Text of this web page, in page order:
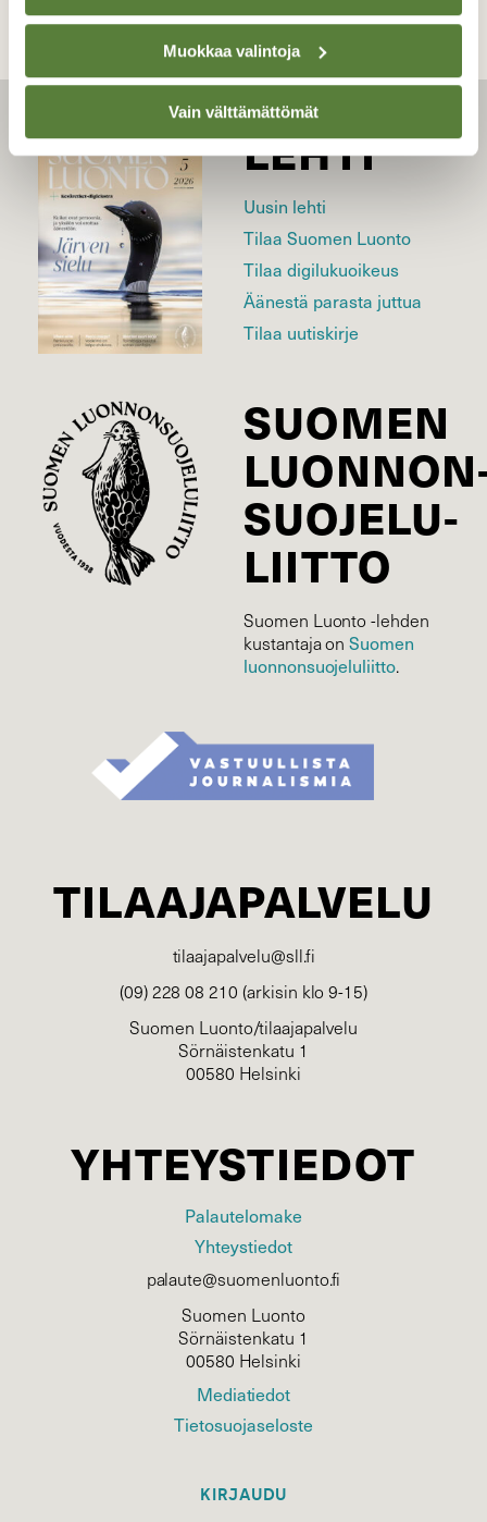
Muokkaa valintoja
Vain välttämättömät
LEHTI
Uusin lehti
Tilaa Suomen Luonto
Tilaa digilukuoikeus
Äänestä parasta juttua
Tilaa uutiskirje
SUOMEN
SUOJELU­
LIITTO
Suomen Luonto -lehden
kustantaja onSuomen
luonnonsuojelu­liitto.
TILAAJAPALVELU
tilaajapalvelu@sll.fi
(09) 228 08 210 (arkisin klo 9-15)
Suomen Luonto/tilaajapalvelu
Sörnäistenkatu 1
00580 Helsinki
YHTEYSTIEDOT
Palautelomake
Yhteystiedot
palaute@suomenluonto.fi
Suomen Luonto
Sörnäistenkatu 1
00580 Helsinki
Mediatiedot
Tietosuojaseloste
KIRJAUDU